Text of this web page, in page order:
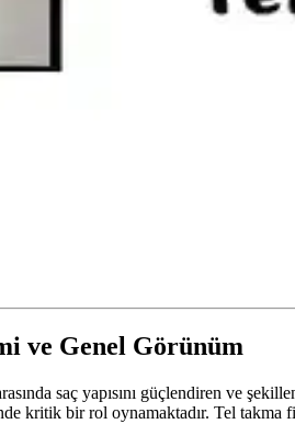
ve Genel Görünüm
saç yapısını güçlendiren ve
kritik bir rol oynamaktadır. Tel takma